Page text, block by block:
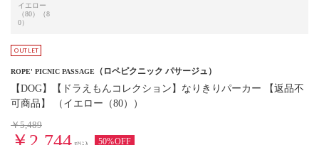
イエロー
（80）（8
0）
ROPE' PICNIC PASSAGE （ロペピクニック パサージュ）
【DOG】【ドラえもんコレクション】なりきりパーカー 【返品不
可商品】 （イエロー（80））
￥5,489
￥2,744 50%OFF